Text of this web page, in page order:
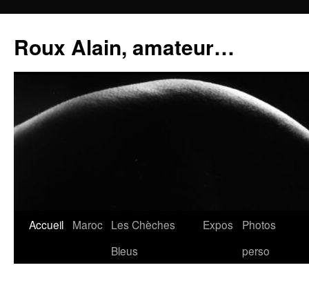
contenu
Roux Alain, amateur…
Accueil Maroc Les Chèches
Bleus
Expos
Photos
perso